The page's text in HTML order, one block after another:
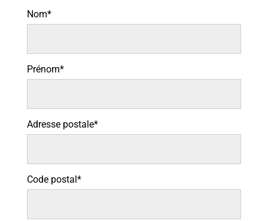
Nom*
Prénom*
Adresse postale*
Code postal*